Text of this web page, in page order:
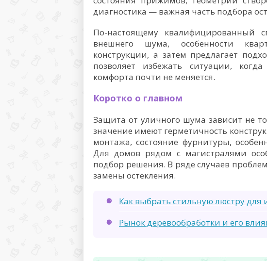
диагностика — важная часть подбора
По-настоящему квалифицированный
внешнего шума, особенности
конструкции, а затем предлагает
позволяет избежать ситуации,
комфорта почти не меняется.
Коротко о главном
Защита от уличного шума зависит не
значение имеют герметичность
монтажа, состояние фурнитуры,
Для домов рядом с магистралями
подбор решения. В ряде случаев
замены остекления.
Как выбрать стильную люстру для
Рынок деревообработки и его